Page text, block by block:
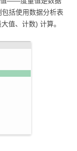
括使用数据分析表
值、计数) 计算。